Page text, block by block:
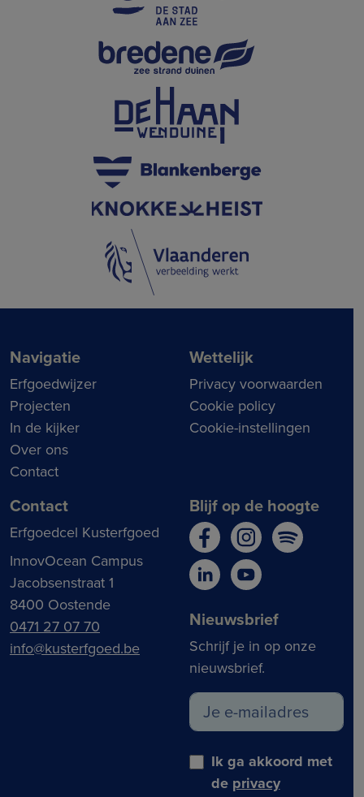
Navigatie
Erfgoedwijzer
Projecten
In de kijker
Over ons
Contact
Wettelijk
Privacy voorwaarden
Cookie policy
Cookie-instellingen
Contact
Erfgoedcel Kusterfgoed
InnovOcean Campus
Jacobsenstraat 1
8400 Oostende
0471 27 07 70
info@kusterfgoed.be
Blijf op de hoogte
Nieuwsbrief
Schrijf je in op onze
nieuwsbrief.
Ik ga akkoord met
de privacy